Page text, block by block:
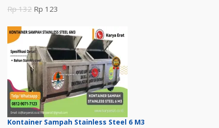
Rp132 Harga
adalah:
Rp 132.
Rp 123
ini
adalah:
Rp 123.
Kontainer Sampah Stainless Steel 6 M3